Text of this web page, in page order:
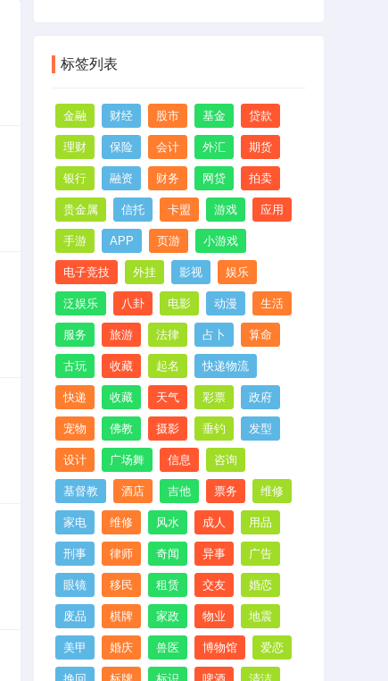
标签列表
金融 财经 股市 基金 贷款
理财 保险 会计 外汇 期货
银行 融资 财务 网贷 拍卖
贵金属 信托 卡盟 游戏 应用
手游 APP 页游 小游戏
电子竞技 外挂 影视 娱乐
泛娱乐 八卦 电影 动漫 生活
服务 旅游 法律 占卜 算命
古玩 收藏 起名 快递物流
快递 收藏 天气 彩票 政府
宠物 佛教 摄影 垂钓 发型
设计 广场舞 信息 咨询
基督教 酒店 吉他 票务 维修
家电 维修 风水 成人 用品
刑事 律师 奇闻 异事 广告
眼镜 移民 租赁 交友 婚恋
废品 棋牌 家政 物业 地震
美甲 婚庆 兽医 博物馆 爱恋